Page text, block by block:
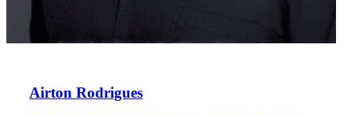
Airton Rodrigues